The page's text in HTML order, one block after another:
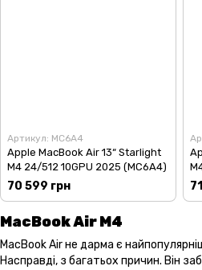
Артикул: MC6A4
Apple MacBook Air 13“ Starlight
M4 24/512 10GPU 2025 (MC6A4)
70 599 грн
MacBook Air M4
MacBook Air не дарма є
Насправді, з багатьох причин. Він